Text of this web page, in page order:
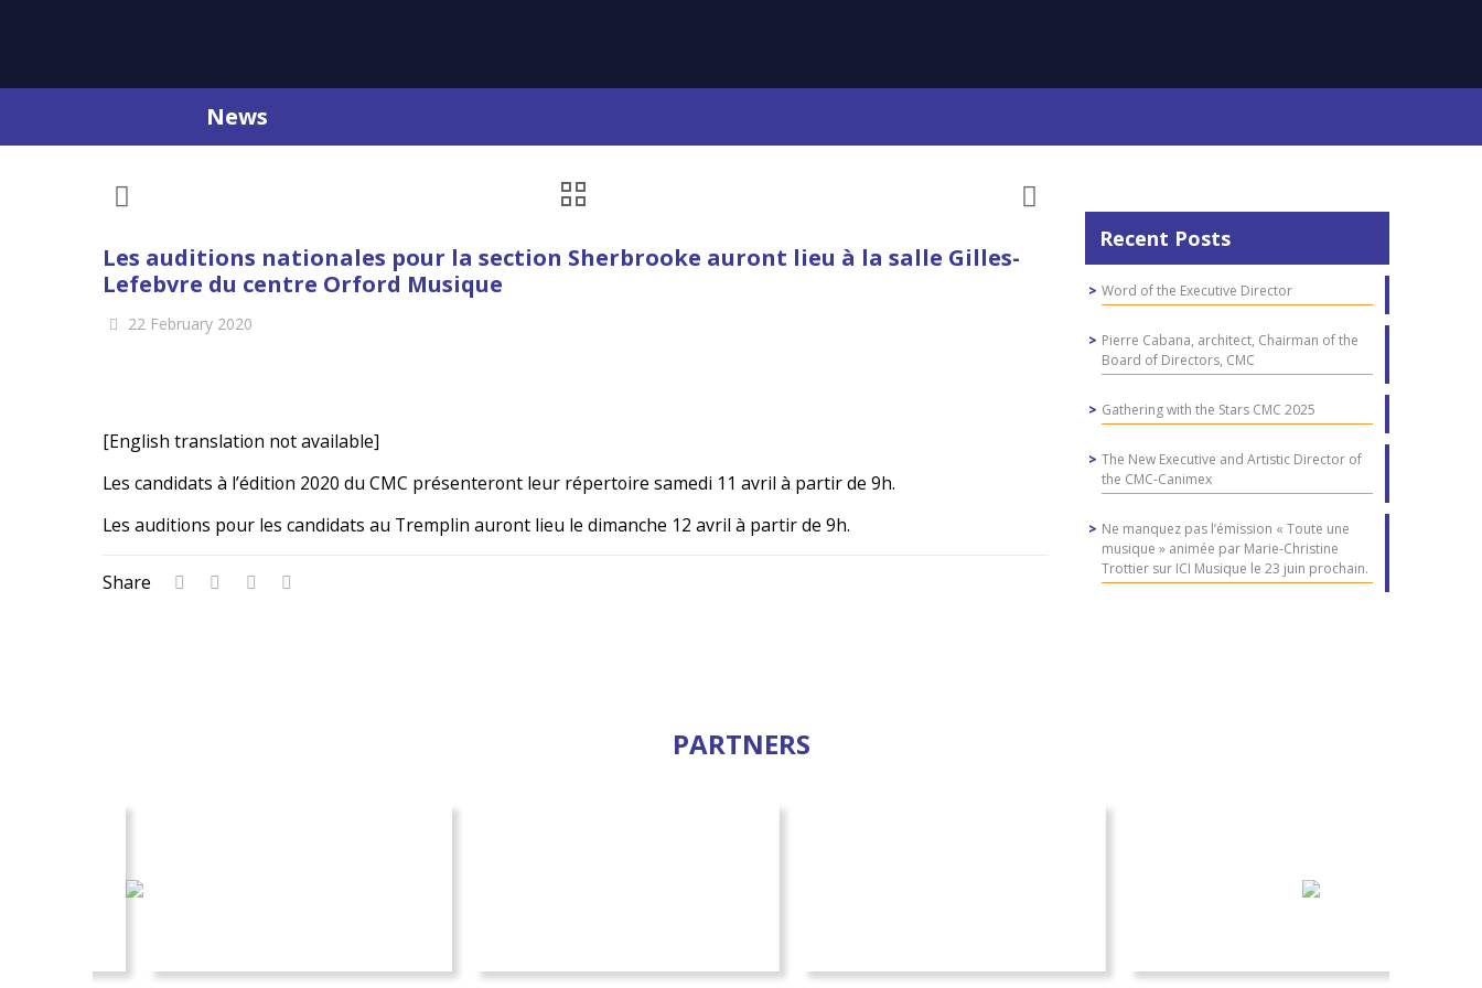
News
Les auditions nationales pour la section Sherbrooke auront lieu à la salle Gilles-
Lefebvre du centre Orford Musique
22 February 2020
[English translation not available]
Les candidats à l’édition 2020 du CMC présenteront leur répertoire samedi 11 avril à partir de 9h.
Les auditions pour les candidats au Tremplin auront lieu le dimanche 12 avril à partir de 9h.
Share
Recent Posts
Word of the Executive Director
Pierre Cabana, architect, Chairman of the
Board of Directors, CMC
Gathering with the Stars CMC 2025
The New Executive and Artistic Director of
the CMC-Canimex
Ne manquez pas l’émission « Toute une
musique » animée par Marie-Christine
Trottier sur ICI Musique le 23 juin prochain.
PARTNERS